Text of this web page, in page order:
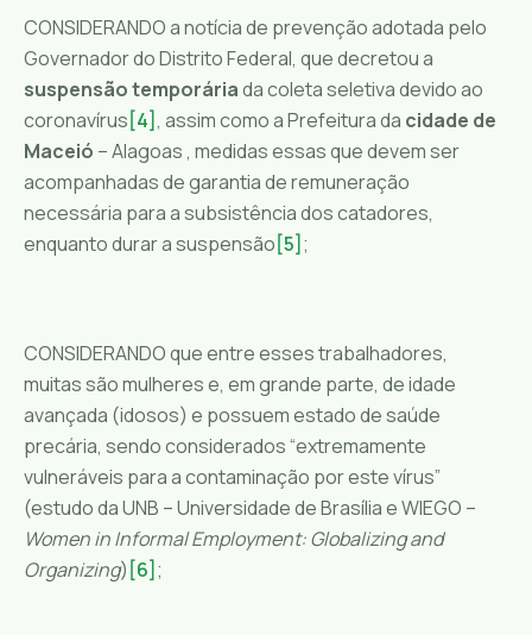
CONSIDERANDO a notícia de prevenção adotada pelo
Governador do Distrito Federal, que decretou a
suspensão temporáriada coleta seletiva devido ao
coronavírus[4], assim como a Prefeitura da cidade de
Maceió – Alagoas , medidas essas que devem ser
acompanhadas de garantia de remuneração
necessária para a subsistência dos catadores,
enquanto durar a suspensão[5] ;
CONSIDERANDO que entre esses trabalhadores,
muitas são mulheres e, em grande parte, de idade
avançada (idosos) e possuem estado de saúde
precária, sendo considerados “extremamente
vulneráveis para a contaminação por este vírus”
(estudo da UNB – Universidade de Brasília e WIEGO –
Women in Informal Employment: Globalizing and
Organizing) [6] ;